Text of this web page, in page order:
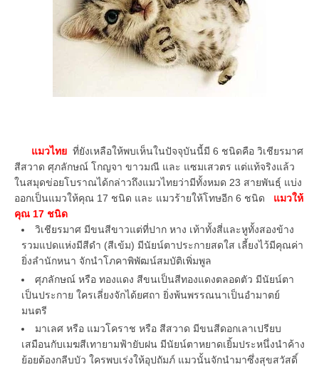
แมวไทย ที่ยังเหลือให้พบเห็นในปัจจุบันนี้มี 6 ชนิดคือ วิเชียรมาศ
สีสวาด ศุภลักษณ์ โกญจา ขาวมณี และ แซมเสวตร แต่แท้จริงแล้ว
ในสมุดข่อยโบราณได้กล่าวถึงแมวไทยว่ามีทั้งหมด 23 สายพันธุ์ แบ่ง
ออกเป็นแมวให้คุณ 17 ชนิด และ แมวร้ายให้โทษอีก 6 ชนิด แมวให้
คุณ 17 ชนิด
วิเชียรมาศ มีขนสีขาวแต่ที่ปาก หาง เท้าทั้งสี่และหูทั้งสองข้าง
รวมแปดแห่งมีสีดำ (สีเข้ม) มีนัยน์ตาประกายสดใส เลี้ยงไว้มีคุณค่า
ยิ่งลำนักหนา จักนำโภคาพิพัฒน์สมบัติเพิ่มพูล
ศุภลักษณ์ หรือ ทองแดง สีขนเป็นสีทองแดงตลอดตัว มีนัยน์ตา
เป็นประกาย ใครเลี่ยงจักได้ยศถา ยิ่งพ้นพรรณนาเป็นอำมาตย์
มนตรี
มาเลศ หรือ แมวโคราช หรือ สีสวาด มีขนสีดอกเลาเปรียบ
เสมือนกับเมฆสีเทายามฟ้ายับฝน มีนัยน์ตาหยาดเยิ้มประหนึ่งนำค้าง
ย้อยต้องกลีบบัว ใครพบเร่งให้อุปถัมภ์ แมวนั้นจักนำมาซึ่งสุขสวัสดิ์